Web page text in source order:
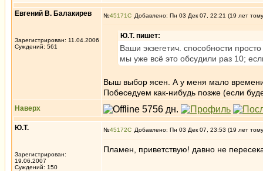
Евгений В. Балакирев
Зарегистрирован: 11.04.2006
Суждений: 561
№45171 Добавлено: Пн 03 Дек 07, 22:21 (19 лет
Ю.Т. пишет:
Ваши экзегетич. способности
мы уже всё это обсудили раз 10;
Выш выбор ясен. А у меня мало
Побеседуем как-нибудь позже (если
Наверх
Ю.Т.
Зарегистрирован:
19.06.2007
Суждений: 150
№45172 Добавлено: Пн 03 Дек 07, 23:53 (19 лет
Пламен, приветствую! давно не